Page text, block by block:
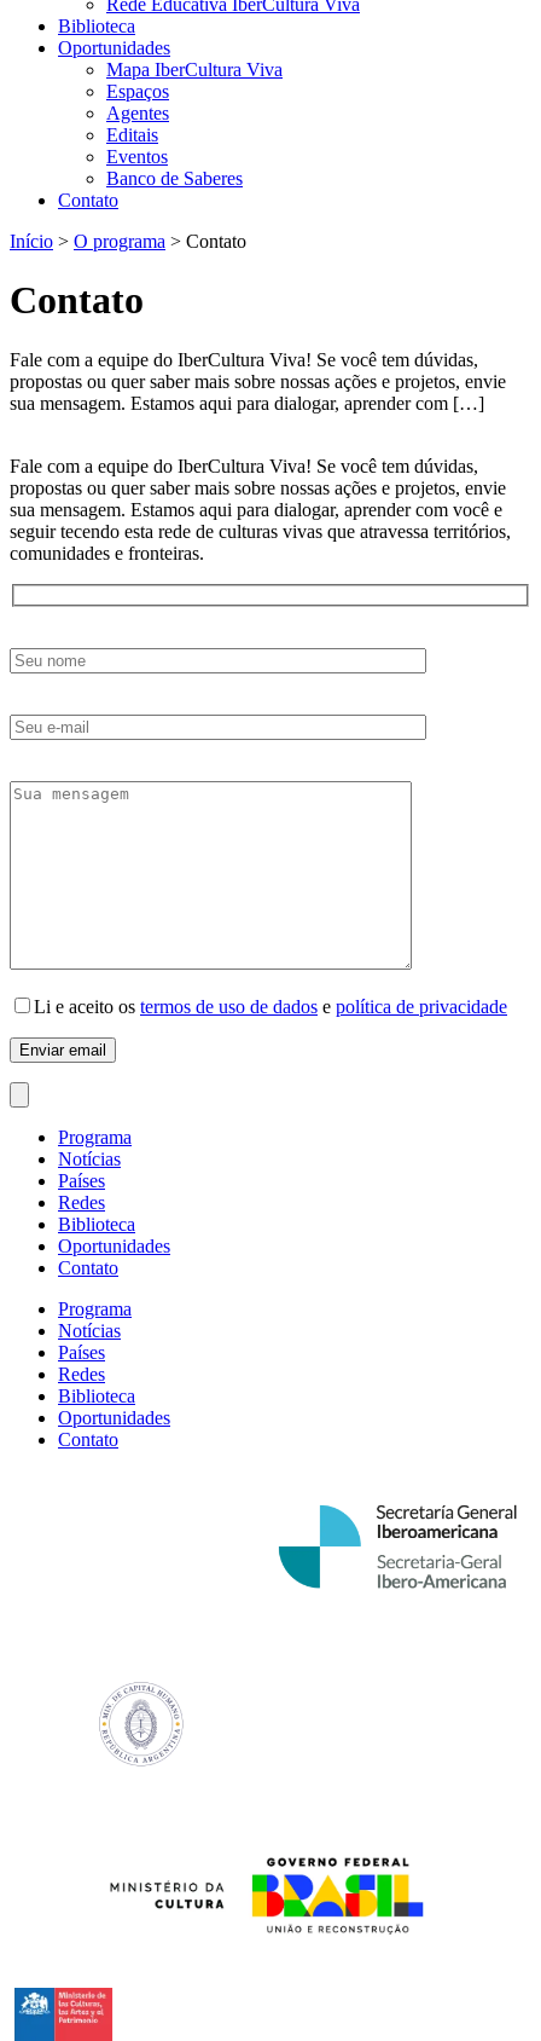
Rede Educativa IberCultura Viva
Biblioteca
Oportunidades
Mapa IberCultura Viva
Espaços
Agentes
Editais
Eventos
Banco de Saberes
Contato
Início > O programa > Contato
Contato
Fale com a equipe do IberCultura Viva! Se você tem dúvidas,
propostas ou quer saber mais sobre nossas ações e projetos, envie
sua mensagem. Estamos aqui para dialogar, aprender com […]
Fale com a equipe do IberCultura Viva! Se você tem dúvidas,
propostas ou quer saber mais sobre nossas ações e projetos, envie
sua mensagem. Estamos aqui para dialogar, aprender com você e
seguir tecendo esta rede de culturas vivas que atravessa territórios,
comunidades e fronteiras.
Li e aceito os termos de uso de dados e política de privacidade
Programa
Notícias
Países
Redes
Biblioteca
Oportunidades
Contato
Programa
Notícias
Países
Redes
Biblioteca
Oportunidades
Contato